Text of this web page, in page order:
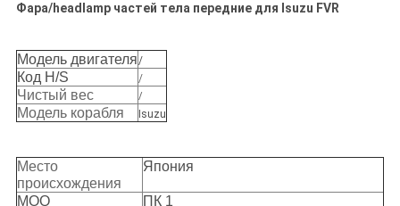
Фара/headlamp частей тела передние для Isuzu FVR
Модель двигателя/
Код H/S /
Чистый вес
/
Модель корабля
Isuzu
Место
происхождения
Япония
MOQ
ПК 1